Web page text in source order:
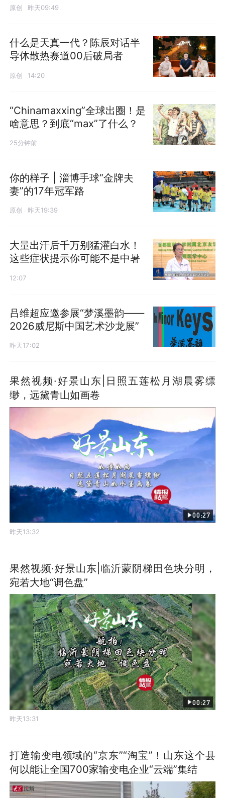
原创 昨天09:49
什么是天真一代？陈辰对话半
导体散热赛道00后破局者
原创 14:20
“Chinamaxxing”全球出圈！是
啥意思？到底“max”了什么？
25分钟前
你的样子 | 淄博手球“金牌夫
妻”的17年冠军路
原创 昨天19:39
大量出汗后千万别猛灌白水！
这些症状提示你可能不是中暑
12:07
吕维超应邀参展“梦溪墨韵——
2026威尼斯中国艺术沙龙展”
昨天17:02
果然视频·好景山东|日照五莲松月湖晨雾缥
缈，远黛青山如画卷
00:27
昨天13:32
果然视频·好景山东|临沂蒙阴梯田色块分明，
宛若大地“调色盘”
00:27
昨天13:31
打造输变电领域的“京东”“淘宝”！山东这个县
何以能让全国700家输变电企业“云端”集结